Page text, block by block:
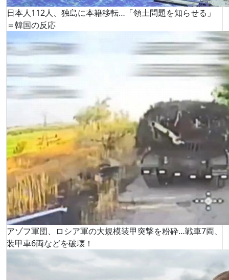
日本人112人、独島に本籍移転…「領土問題を知らせる」
＝韓国の反応
アゾフ軍団、ロシア軍の大規模装甲突撃を粉砕…戦車7両、
装甲車6両などを破壊！